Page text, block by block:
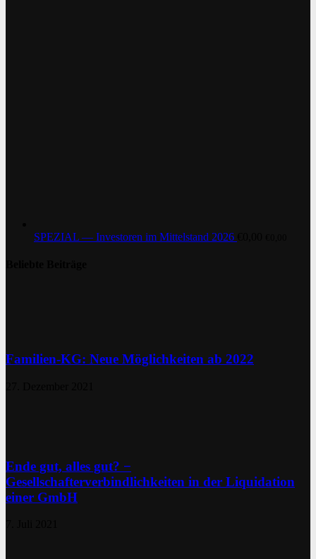
SPEZIAL — Investoren im Mittelstand 2026
Familien-KG: Neue Möglichkeiten ab 2022
Ende gut, alles gut? −
Gesellschafterverbindlichkeiten in der Liquidation
einer GmbH